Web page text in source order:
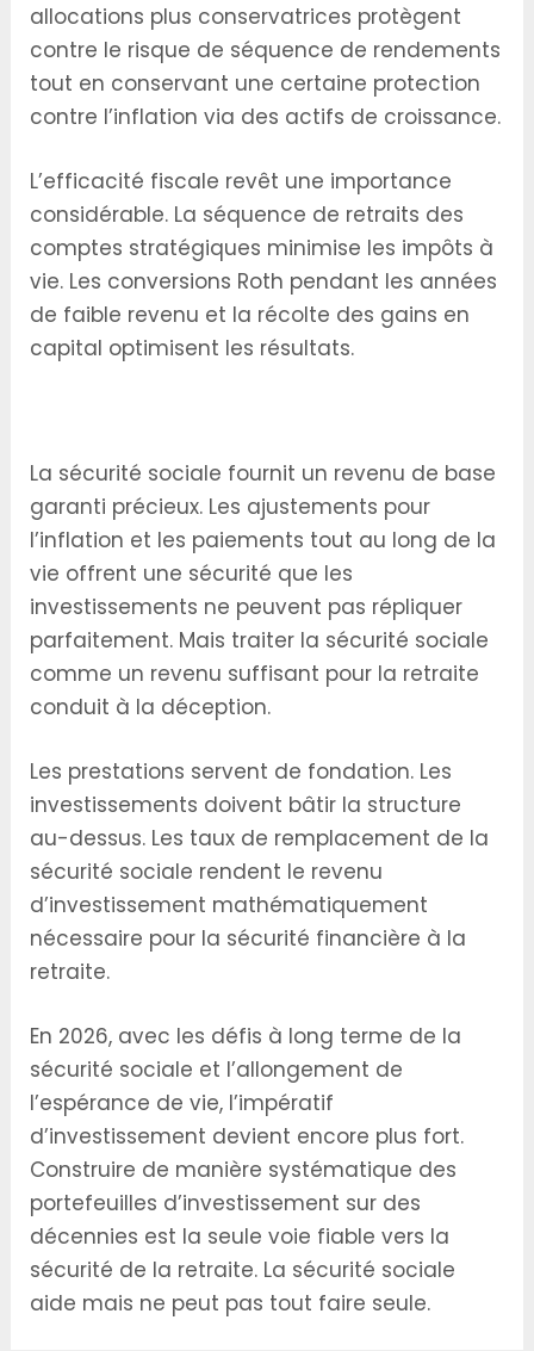
allocations plus conservatrices protègent
contre le risque de séquence de rendements
tout en conservant une certaine protection
contre l’inflation via des actifs de croissance.
L’efficacité fiscale revêt une importance
considérable. La séquence de retraits des
comptes stratégiques minimise les impôts à
vie. Les conversions Roth pendant les années
de faible revenu et la récolte des gains en
capital optimisent les résultats.
La sécurité sociale fournit un revenu de base
garanti précieux. Les ajustements pour
l’inflation et les paiements tout au long de la
vie offrent une sécurité que les
investissements ne peuvent pas répliquer
parfaitement. Mais traiter la sécurité sociale
comme un revenu suffisant pour la retraite
conduit à la déception.
Les prestations servent de fondation. Les
investissements doivent bâtir la structure
au-dessus. Les taux de remplacement de la
sécurité sociale rendent le revenu
d’investissement mathématiquement
nécessaire pour la sécurité financière à la
retraite.
En 2026, avec les défis à long terme de la
sécurité sociale et l’allongement de
l’espérance de vie, l’impératif
d’investissement devient encore plus fort.
Construire de manière systématique des
portefeuilles d’investissement sur des
décennies est la seule voie fiable vers la
sécurité de la retraite. La sécurité sociale
aide mais ne peut pas tout faire seule.